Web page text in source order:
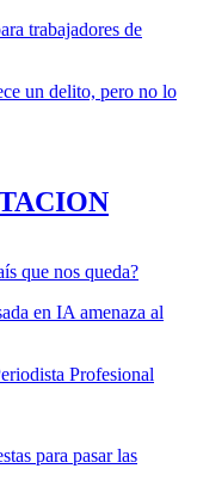
trabajadores de
un delito, pero no lo
que nos queda?
en IA amenaza al
Profesional
para pasar las